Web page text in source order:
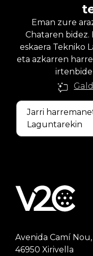
Eman zure
Chataren bidez.
eskaera Tekniko
eta azkarren
irtenbide
Jarri
Laguntarekin
Avenida Camí
46950 Xirivella